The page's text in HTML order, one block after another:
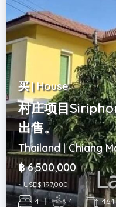
买 | House
村庄项目
出售。
Thailand | Chiang
฿ 6,500,000
~ USD$ 197,000
4 | 4 |